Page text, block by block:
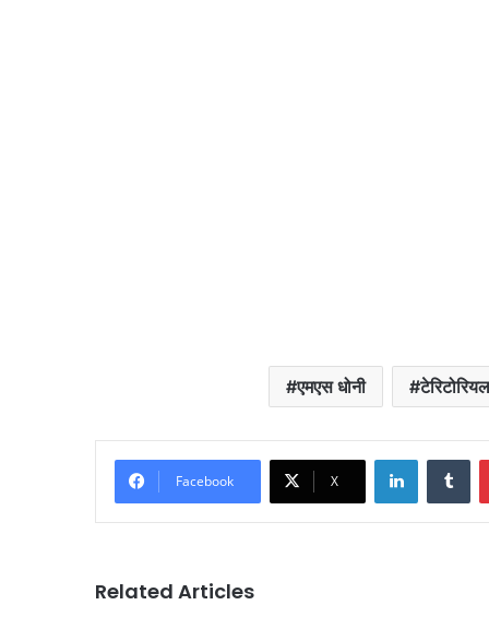
एमएस धोनी
Facebook X
LinkedIn
Related Articles